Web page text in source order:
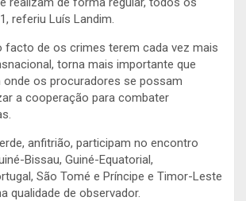
referiu Luís Landim.
facto de os crimes terem cada vez mais
torna mais importante que
os procuradores se possam
a cooperação para combater
anfitrião, participam no encontro
Bissau, Guiné-Equatorial,
São Tomé e Príncipe e Timor-Leste
qualidade de observador.